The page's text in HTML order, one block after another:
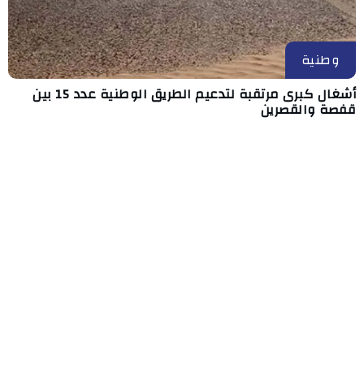
وطنية
أشغال كبرى مرتقبة لتدعيم الطريق الوطنية عدد 15 بين
قفصة والقصرين